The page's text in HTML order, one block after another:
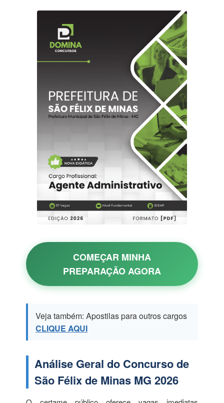
COMEÇAR MINHA
PREPARAÇÃO AGORA
Veja também: Apostilas para outros cargos
CLIQUE AQUI
Análise Geral do Concurso de
São Félix de Minas MG 2026